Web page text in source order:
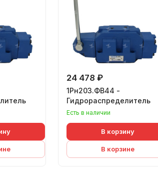
24 478 ₽
1Рн203.ФВ44 -
Гидрораспределитель
Есть в наличии
В корзину
В корзине